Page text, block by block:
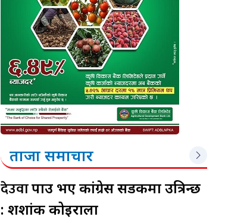
ताजा समाचार
देउवापक्राउ भए कांग्रेस सडकमा उत्रिन्छ
: शशांक कोइराला